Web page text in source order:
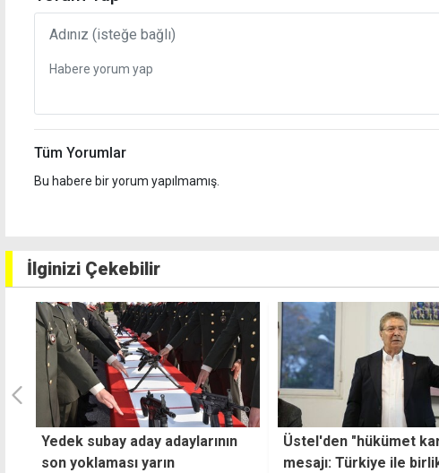
Tüm Yorumlar
Bu habere bir yorum yapılmamış.
İlginizi Çekebilir
Üstel'den "hükümet kararlı"
mesajı: Türkiye ile birlikte
Sahte sigorta poliçesi
vurgununda bir teminat